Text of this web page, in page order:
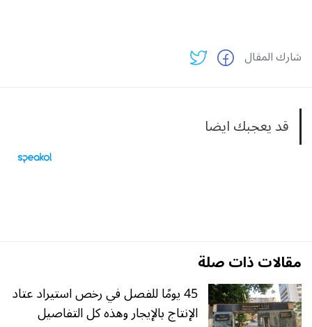
شارك المقال
قد يعجبك ايضا
مقالات ذات صلة
45 يومًا للفصل في رخص استيراد عتاد
الإنتاج بالإيجار وهذه كل التفاصيل